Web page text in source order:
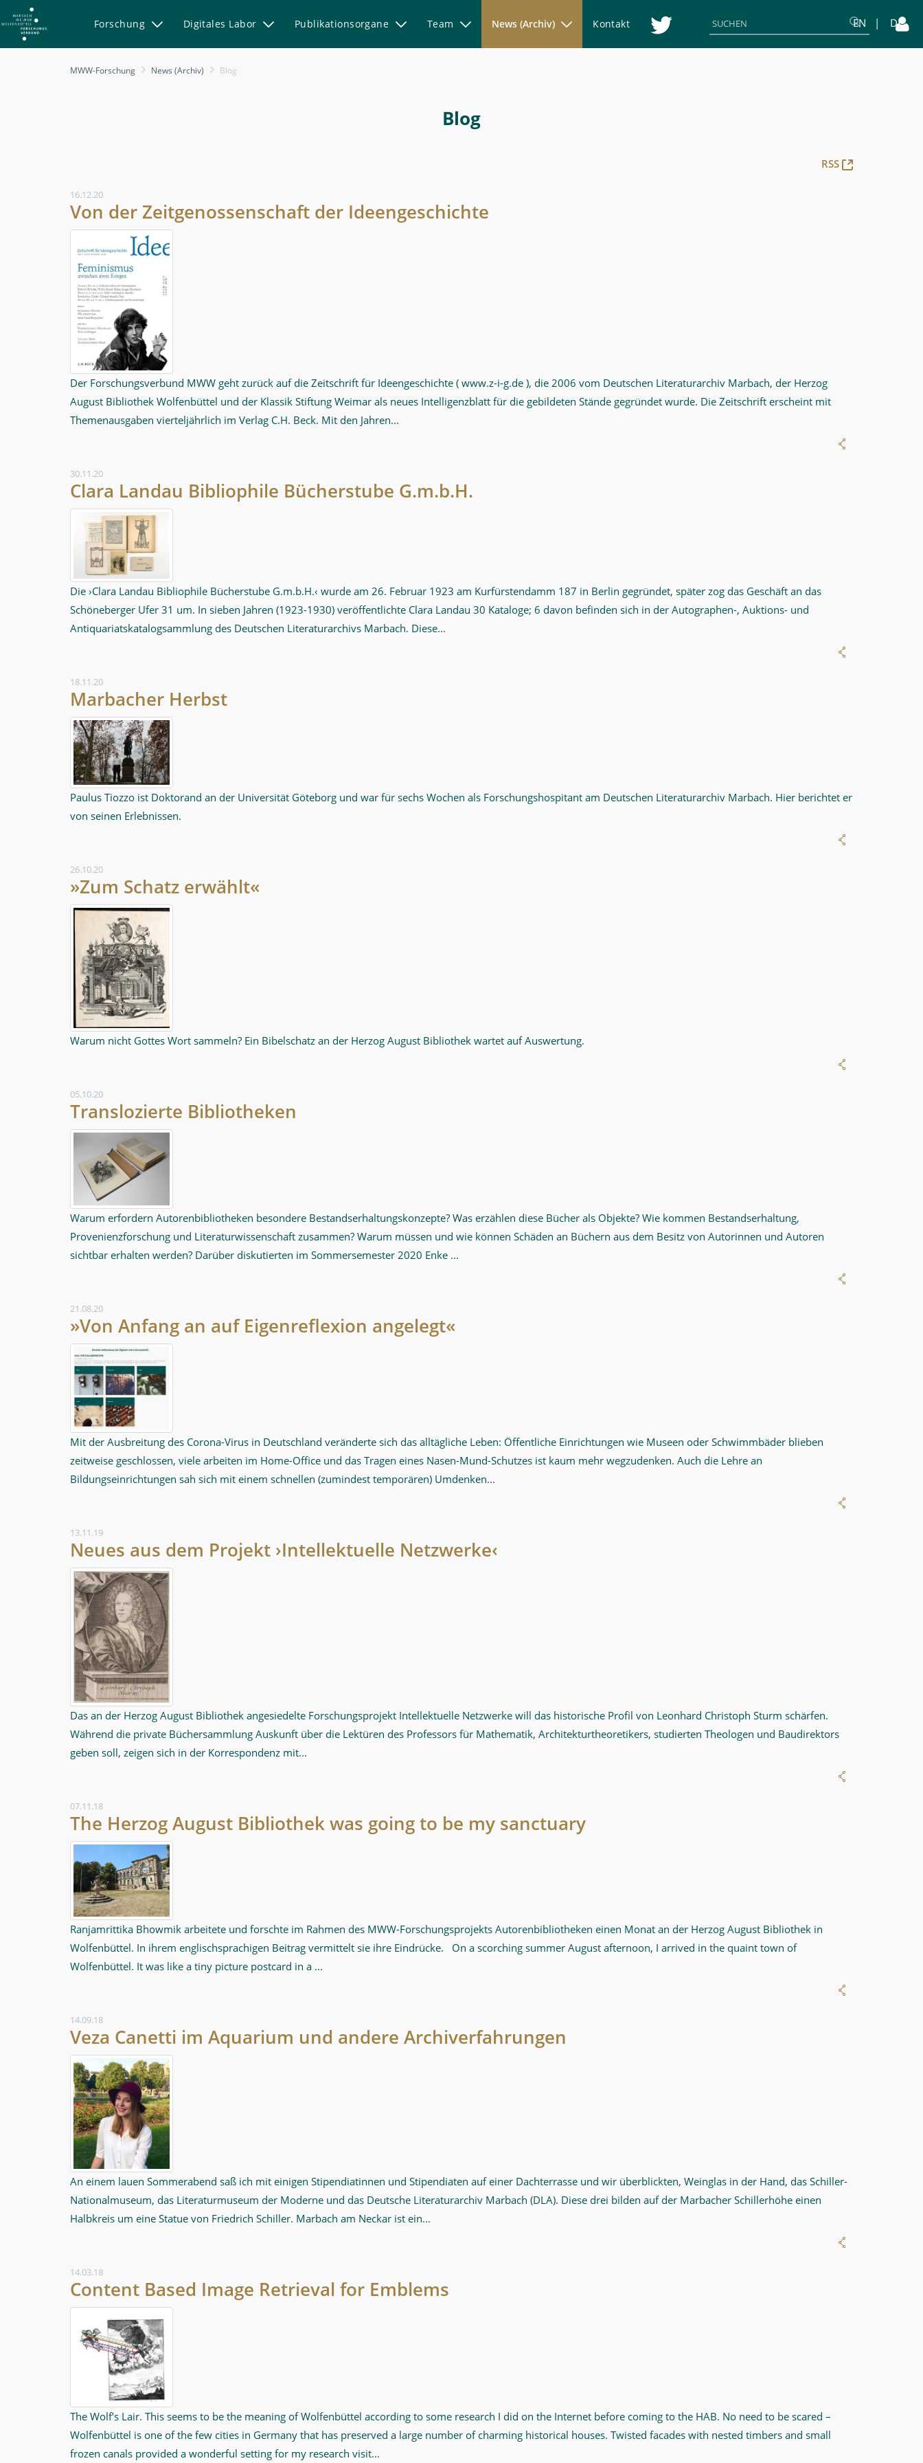
Forschung Digitales Labor Publikationsorgane Team News (Archiv) Kontakt
-
MWW-Forschung News (Archiv) Blog
EN DE
Blog
RSS
(Öffnet
16.12.20
Von der Zeitgenossenschaft der Ideengeschichte
Der Forschungsverbund MWW geht zurück auf die Zeitschrift für Ideengeschichte ( www.z-i-g.de ), die 2006 vom Deutschen Literaturarchiv Marbach, der Herzog
August Bibliothek Wolfenbüttel und der Klassik Stiftung Weimar als neues Intelligenzblatt für die gebildeten Stände gegründet wurde. Die Zeitschrift erscheint mit
Themenausgaben vierteljährlich im Verlag C.H. Beck. Mit den Jahren...
30.11.20
Clara Landau Bibliophile Bücherstube G.m.b.H.
Die ›Clara Landau Bibliophile Bücherstube G.m.b.H.‹ wurde am 26. Februar 1923 am Kurfürstendamm 187 in Berlin gegründet, später zog das Geschäft an das
Schöneberger Ufer 31 um. In sieben Jahren (1923-1930) veröffentlichte Clara Landau 30 Kataloge; 6 davon befinden sich in der Autographen-, Auktions- und
Antiquariatskatalogsammlung des Deutschen Literaturarchivs Marbach. Diese...
18.11.20
Marbacher Herbst
Paulus Tiozzo ist Doktorand an der Universität Göteborg und war für sechs Wochen als Forschungshospitant am Deutschen Literaturarchiv Marbach. Hier berichtet er
von seinen Erlebnissen.
26.10.20
»Zum Schatz erwählt«
Warum nicht Gottes Wort sammeln? Ein Bibelschatz an der Herzog August Bibliothek wartet auf Auswertung.
05.10.20
Translozierte Bibliotheken
Warum erfordern Autorenbibliotheken besondere Bestandserhaltungskonzepte? Was erzählen diese Bücher als Objekte? Wie kommen Bestandserhaltung,
Provenienzforschung und Literaturwissenschaft zusammen? Warum müssen und wie können Schäden an Büchern aus dem Besitz von Autorinnen und Autoren
sichtbar erhalten werden? Darüber diskutierten im Sommersemester 2020 Enke ...
21.08.20
»Von Anfang an auf Eigenreflexion angelegt«
Mit der Ausbreitung des Corona-Virus in Deutschland veränderte sich das alltägliche Leben: Öffentliche Einrichtungen wie Museen oder Schwimmbäder blieben
zeitweise geschlossen, viele arbeiten im Home-Office und das Tragen eines Nasen-Mund-Schutzes ist kaum mehr wegzudenken. Auch die Lehre an
Bildungseinrichtungen sah sich mit einem schnellen (zumindest temporären) Umdenken...
13.11.19
Neues aus dem Projekt ›Intellektuelle Netzwerke‹
Das an der Herzog August Bibliothek angesiedelte Forschungsprojekt Intellektuelle Netzwerke will das historische Profil von Leonhard Christoph Sturm schärfen.
Während die private Büchersammlung Auskunft über die Lektüren des Professors für Mathematik, Architekturtheoretikers, studierten Theologen und Baudirektors
geben soll, zeigen sich in der Korrespondenz mit...
07.11.18
The Herzog August Bibliothek was going to be my sanctuary
Ranjamrittika Bhowmik arbeitete und forschte im Rahmen des MWW-Forschungsprojekts Autorenbibliotheken einen Monat an der Herzog August Bibliothek in
Wolfenbüttel. In ihrem englischsprachigen Beitrag vermittelt sie ihre Eindrücke. On a scorching summer August afternoon, I arrived in the quaint town of
Wolfenbüttel. It was like a tiny picture postcard in a ...
14.09.18
Veza Canetti im Aquarium und andere Archiverfahrungen
An einem lauen Sommerabend saß ich mit einigen Stipendiatinnen und Stipendiaten auf einer Dachterrasse und wir überblickten, Weinglas in der Hand, das Schiller-
Nationalmuseum, das Literaturmuseum der Moderne und das Deutsche Literaturarchiv Marbach (DLA). Diese drei bilden auf der Marbacher Schillerhöhe einen
Halbkreis um eine Statue von Friedrich Schiller. Marbach am Neckar ist ein...
14.03.18
Content Based Image Retrieval for Emblems
The Wolf’s Lair. This seems to be the meaning of Wolfenbüttel according to some research I did on the Internet before coming to the HAB. No need to be scared –
Wolfenbüttel is one of the few cities in Germany that has preserved a large number of charming historical houses. Twisted facades with nested timbers and small
frozen canals provided a wonderful setting for my research visit...